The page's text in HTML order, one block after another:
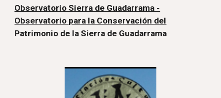
Observatorio Sierra de Guadarrama -
Observatorio para la Conservación del
Patrimonio de la Sierra de Guadarrama